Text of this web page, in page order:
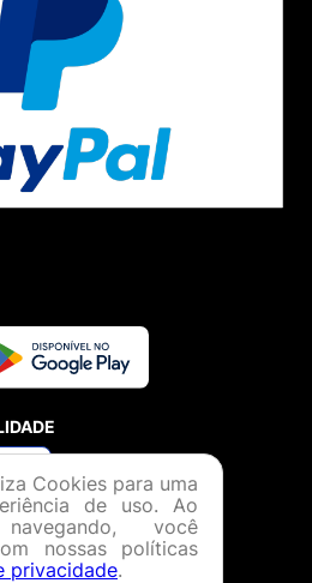
Cookies para uma
de uso. Ao
você
nossas políticas
privacidade.